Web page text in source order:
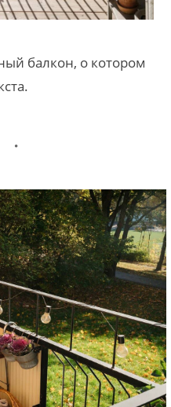
балкон, о котором